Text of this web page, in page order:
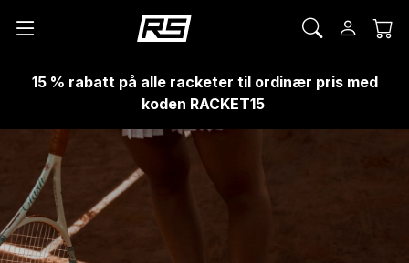
15 % rabatt på alle racketer til ordinær pris med
koden RACKET15